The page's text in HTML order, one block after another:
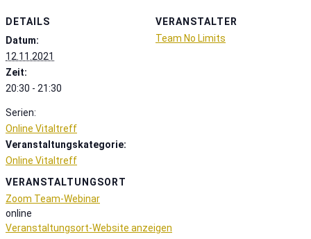
DETAILS
Datum:
12.11.2021
Zeit:
20:30 - 21:30
Serien:
Online Vitaltreff
Veranstaltungskategorie:
Online Vitaltreff
VERANSTALTUNGSORT
Zoom Team-Webinar
online
Veranstaltungsort-Website anzeigen
VERANSTALTER
Team No Limits